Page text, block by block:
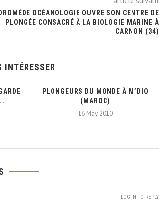
OCÉANOLOGIE OUVRE SON CENTRE DE
PLONGÉE CONSACRÉ À LA BIOLOGIE MARINE À
CARNON (34)
INTÉRESSER
PLONGEURS DU MONDE À M’DIQ
(MAROC)
16 May 2010
LOG IN TO REPLY